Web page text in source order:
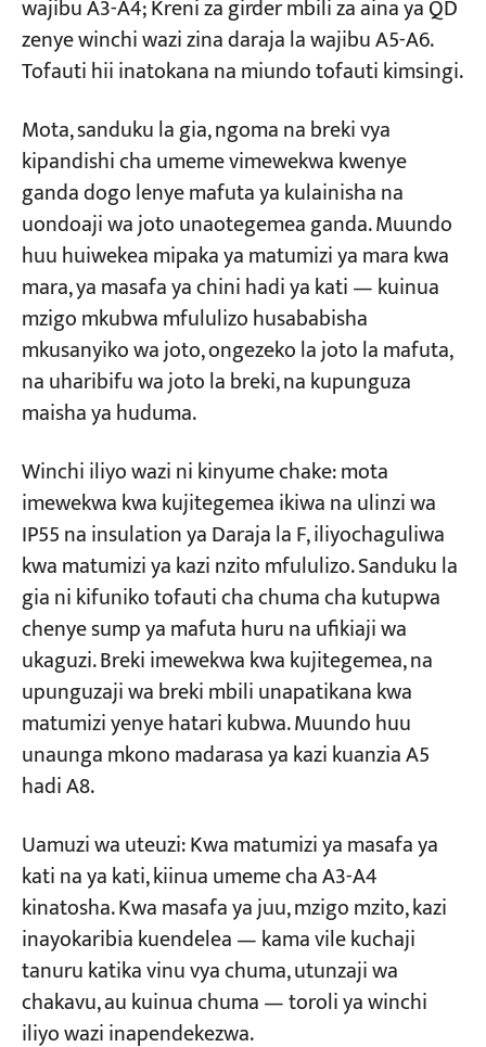
wajibu A3-A4; Kreni za girder mbili za aina ya QD
zenye winchi wazi zina daraja la wajibu A5-A6.
Tofauti hii inatokana na miundo tofauti kimsingi.
Mota, sanduku la gia, ngoma na breki vya
kipandishi cha umeme vimewekwa kwenye
ganda dogo lenye mafuta ya kulainisha na
uondoaji wa joto unaotegemea ganda. Muundo
huu huiwekea mipaka ya matumizi ya mara kwa
mara, ya masafa ya chini hadi ya kati — kuinua
mzigo mkubwa mfululizo husababisha
mkusanyiko wa joto, ongezeko la joto la mafuta,
na uharibifu wa joto la breki, na kupunguza
maisha ya huduma.
Winchi iliyo wazi ni kinyume chake: mota
imewekwa kwa kujitegemea ikiwa na ulinzi wa
IP55 na insulation ya Daraja la F, iliyochaguliwa
kwa matumizi ya kazi nzito mfululizo. Sanduku la
gia ni kifuniko tofauti cha chuma cha kutupwa
chenye sump ya mafuta huru na ufikiaji wa
ukaguzi. Breki imewekwa kwa kujitegemea, na
upunguzaji wa breki mbili unapatikana kwa
matumizi yenye hatari kubwa. Muundo huu
unaunga mkono madarasa ya kazi kuanzia A5
hadi A8.
Uamuzi wa uteuzi: Kwa matumizi ya masafa ya
kati na ya kati, kiinua umeme cha A3-A4
kinatosha. Kwa masafa ya juu, mzigo mzito, kazi
inayokaribia kuendelea — kama vile kuchaji
tanuru katika vinu vya chuma, utunzaji wa
chakavu, au kuinua chuma — toroli ya winchi
iliyo wazi inapendekezwa.